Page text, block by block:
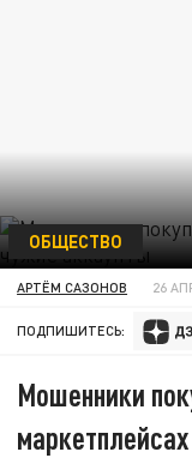
ОБЩЕСТВО
АРТЁМ САЗОНОВ 26
ПОДПИШИТЕСЬ:
Мошенники